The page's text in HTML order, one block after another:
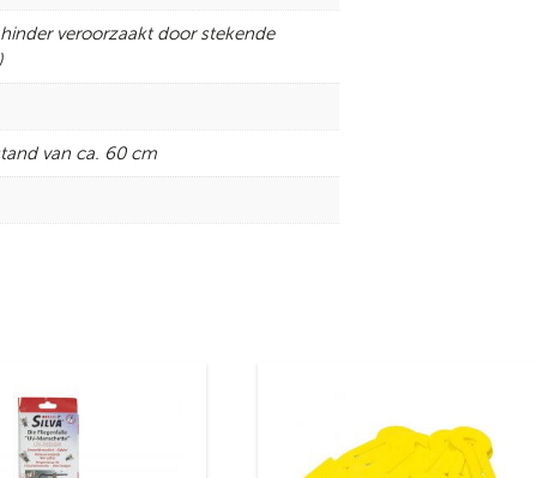
veroorzaakt door stekende
van ca. 60 cm